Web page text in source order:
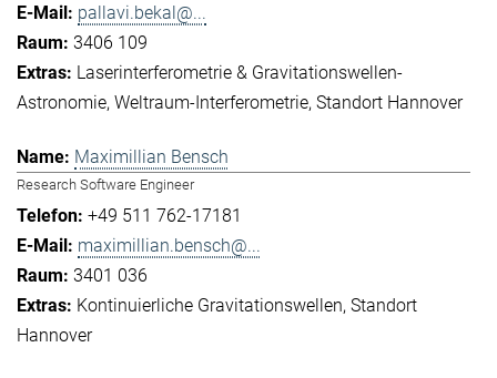
pallavi.bekal@...
3406 109
Laserinterferometrie & Gravitationswellen-
Astronomie Weltraum-Interferometrie Standort Hannover
Maximillian Bensch
Research Software Engineer
+49 511 762-17181
maximillian.bensch@...
3401 036
Kontinuierliche Gravitationswellen Standort
Hannover